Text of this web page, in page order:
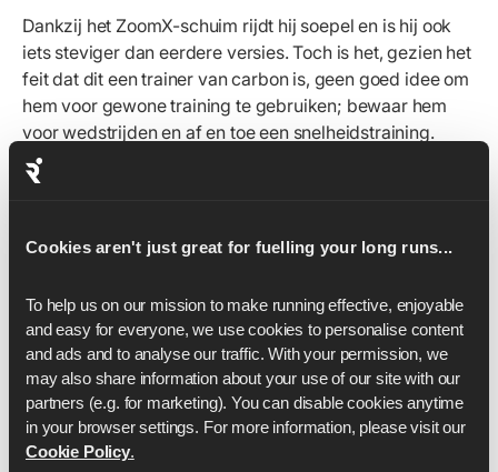
Cookies aren't just great for fuelling your long runs...
To help us on our mission to make running effective, enjoyable
and easy for everyone, we use cookies to personalise content
and ads and to analyse our traffic. With your permission, we
may also share information about your use of our site with our
partners (e.g. for marketing). You can disable cookies anytime
in your browser settings. For more information, please visit our
Cookie Policy.
Dankzij het ZoomX-schuim rijdt hij soepel en is hij ook
iets steviger dan eerdere versies. Toch is het, gezien het
feit dat dit een trainer van carbon is, geen goed idee om
hem voor gewone training te gebruiken; bewaar hem
voor wedstrijden en af en toe een snelheidstraining.
Maar gezien de beperkte duurzaamheid (van ongeveer
100 mijl op zijn best, raceklaar) en de hoge prijs, zou je
Hij valt klein volgens de officiële website van Nike, dus
Geschikt voor:
Gewicht:190g/6,7oz (Heren 10 US)
Druppel:6mm
Prijs:$270